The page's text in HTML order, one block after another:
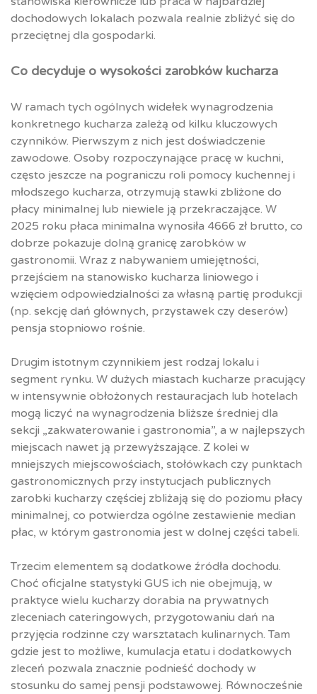
dochodowych lokalach pozwala realnie zbliżyć się do
przeciętnej dla gospodarki.​
Co decyduje o wysokości zarobków kucharza
W ramach tych ogólnych widełek wynagrodzenia
konkretnego kucharza zależą od kilku kluczowych
czynników. Pierwszym z nich jest doświadczenie
zawodowe. Osoby rozpoczynające pracę w kuchni,
często jeszcze na pograniczu roli pomocy kuchennej i
młodszego kucharza, otrzymują stawki zbliżone do
płacy minimalnej lub niewiele ją przekraczające. W
2025 roku płaca minimalna wynosiła 4666 zł brutto, co
dobrze pokazuje dolną granicę zarobków w
gastronomii. Wraz z nabywaniem umiejętności,
przejściem na stanowisko kucharza liniowego i
wzięciem odpowiedzialności za własną partię produkcji
(np. sekcję dań głównych, przystawek czy deserów)
pensja stopniowo rośnie.
Drugim istotnym czynnikiem jest rodzaj lokalu i
segment rynku. W dużych miastach kucharze pracujący
w intensywnie obłożonych restauracjach lub hotelach
mogą liczyć na wynagrodzenia bliższe średniej dla
sekcji „zakwaterowanie i gastronomia”, a w najlepszych
miejscach nawet ją przewyższające. Z kolei w
mniejszych miejscowościach, stołówkach czy punktach
gastronomicznych przy instytucjach publicznych
zarobki kucharzy częściej zbliżają się do poziomu płacy
minimalnej, co potwierdza ogólne zestawienie median
płac, w którym gastronomia jest w dolnej części tabeli.​
Trzecim elementem są dodatkowe źródła dochodu.
Choć oficjalne statystyki GUS ich nie obejmują, w
praktyce wielu kucharzy dorabia na prywatnych
zleceniach cateringowych, przygotowaniu dań na
przyjęcia rodzinne czy warsztatach kulinarnych. Tam
gdzie jest to możliwe, kumulacja etatu i dodatkowych
zleceń pozwala znacznie podnieść dochody w
stosunku do samej pensji podstawowej. Równocześnie